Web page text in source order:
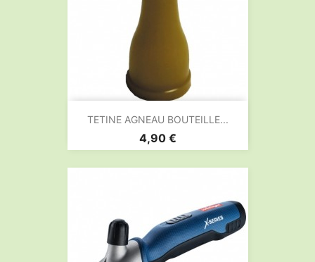
TETINE AGNEAU BOUTEILLE...
Prix
4,90 €